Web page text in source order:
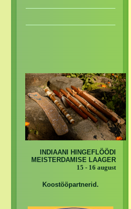
INDIAANI HINGEFLÖÖDI
MEISTERDAMISE LAAGER
15 - 16 august
Koostööpartnerid.